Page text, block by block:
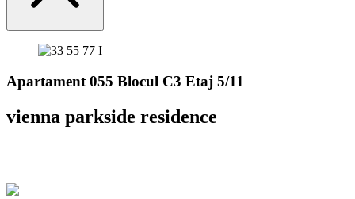
Apartament 055 Blocul C3 Etaj 5/11
vienna parkside residence